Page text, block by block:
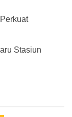
Stasiun